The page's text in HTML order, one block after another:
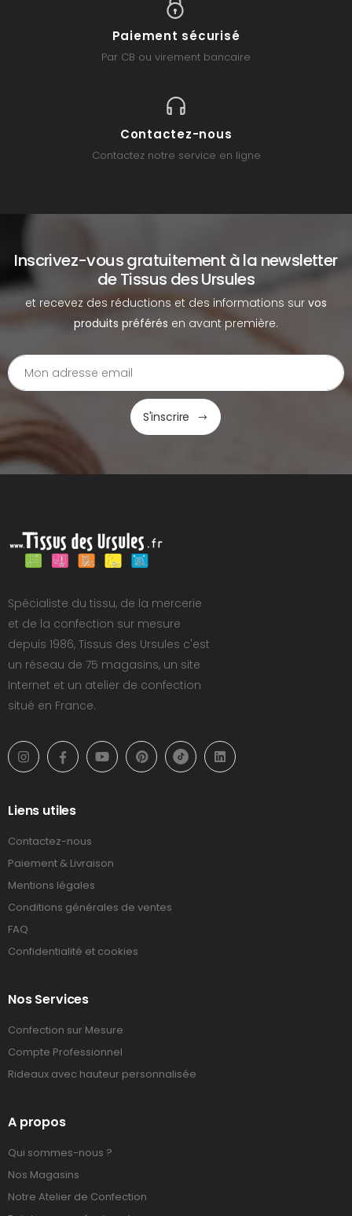
Paiement sécurisé
Par CB ou virement bancaire
Contactez-nous
Contactez notre service en ligne
Inscrivez-vous gratuitement à la newsletter
de Tissus des Ursules
et recevez des réductions et des informations sur vos
produits préférés en avant première.
S'inscrire
Spécialiste du tissu, de la mercerie
et de la confection sur mesure
depuis 1986, Tissus des Ursules c'est
un réseau de 75 magasins, un site
Internet et un atelier de confection
situé en France.
Liens utiles
Contactez-nous
Paiement & Livraison
Mentions légales
Conditions générales de ventes
FAQ
Confidentialité et cookies
Nos Services
Confection sur Mesure
Compte Professionnel
Rideaux avec hauteur personnalisée
A propos
Qui sommes-nous ?
Nos Magasins
Notre Atelier de Confection